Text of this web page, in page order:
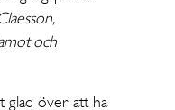
och
glad över att ha